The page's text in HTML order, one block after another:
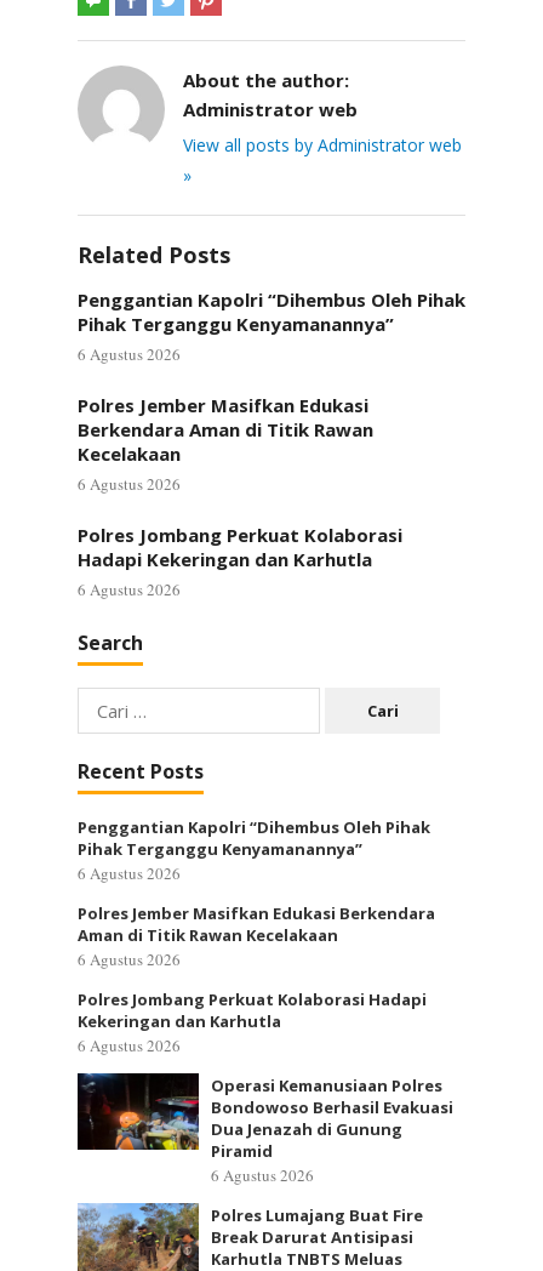
About the author:
Administrator web
View all posts by Administrator web
»
Related Posts
Penggantian Kapolri “Dihembus Oleh Pihak
Pihak Terganggu Kenyamanannya”
6 Agustus 2026
Polres Jember Masifkan Edukasi
Berkendara Aman di Titik Rawan
Kecelakaan
6 Agustus 2026
Polres Jombang Perkuat Kolaborasi
Hadapi Kekeringan dan Karhutla
6 Agustus 2026
Search
Cari
untuk:
Recent Posts
Penggantian Kapolri “Dihembus Oleh Pihak
Pihak Terganggu Kenyamanannya”
6 Agustus 2026
Polres Jember Masifkan Edukasi Berkendara
Aman di Titik Rawan Kecelakaan
6 Agustus 2026
Polres Jombang Perkuat Kolaborasi Hadapi
Kekeringan dan Karhutla
6 Agustus 2026
Operasi Kemanusiaan Polres
Bondowoso Berhasil Evakuasi
Dua Jenazah di Gunung
Piramid
6 Agustus 2026
Polres Lumajang Buat Fire
Break Darurat Antisipasi
Karhutla TNBTS Meluas